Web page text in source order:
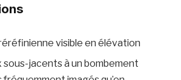
visible en élévation
sous-jacents à un bombement